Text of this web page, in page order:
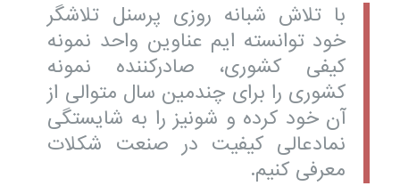
با تلاش شبانه روزی پرسنل تلاشگر
خود توانسته ایم عناوین واحد نمونه
کیفی کشوری، صادرکننده نمونه
کشوری را برای چندمین سال متوالی از
آن خود کرده و شونیز را به شایستگی
نمادعالی کیفیت در صنعت شکلات
معرفی کنیم.